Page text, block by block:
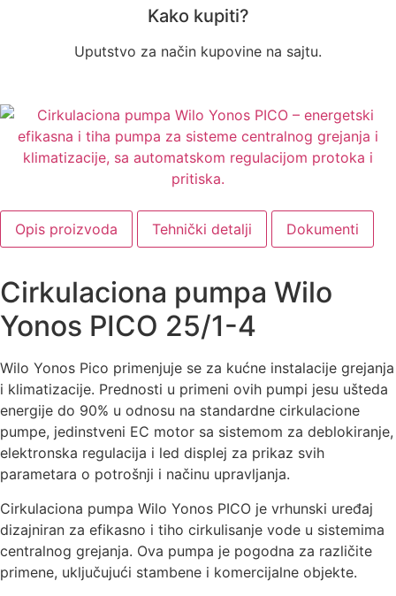
Kako kupiti?
Uputstvo za način kupovine na sajtu.
Opis proizvoda Tehnički detalji Dokumenti
Cirkulaciona pumpa Wilo
Yonos PICO 25/1-4
Wilo Yonos Pico primenjuje se za kućne instalacije grejanja
i klimatizacije. Prednosti u primeni ovih pumpi jesu ušteda
energije do 90% u odnosu na standardne cirkulacione
pumpe, jedinstveni EC motor sa sistemom za deblokiranje,
elektronska regulacija i led displej za prikaz svih
parametara o potrošnji i načinu upravljanja.
Cirkulaciona pumpa Wilo Yonos PICO je vrhunski uređaj
dizajniran za efikasno i tiho cirkulisanje vode u sistemima
centralnog grejanja. Ova pumpa je pogodna za različite
primene, uključujući stambene i komercijalne objekte.